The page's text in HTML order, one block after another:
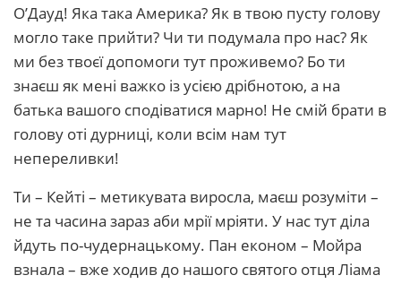
О’Дауд! Яка така Америка? Як в твою пусту голову
могло таке прийти? Чи ти подумала про нас? Як
ми без твоєї допомоги тут проживемо? Бо ти
знаєш як мені важко із усією дрібнотою, а на
батька вашого сподіватися марно! Не смій брати в
голову оті дурниці, коли всім нам тут
непереливки!
Ти – Кейті – метикувата виросла, маєш розуміти –
не та часина зараз аби мрії мріяти. У нас тут діла
йдуть по-чудернацькому. Пан економ – Мойра
взнала – вже ходив до нашого святого отця Ліама